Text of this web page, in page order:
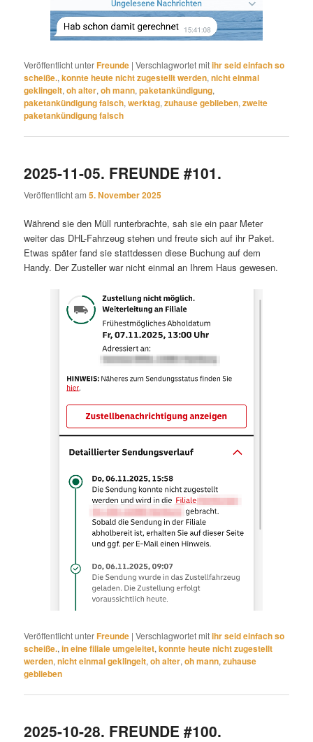
Veröffentlicht unterFreunde |Verschlagwortet mitihr seid einfach so
scheiße.,konnte heute nicht zugestellt werden,nicht einmal
geklingelt,oh alter,oh mann,paketankündigung,
paketankündigung falsch,werktag,zuhause geblieben,zweite
paketankündigung falsch
2025-11-05. FREUNDE #101.
Veröffentlicht am5. November 2025
Während sie den Müll runterbrachte, sah sie ein paar Meter
weiter das DHL-Fahrzeug stehen und freute sich auf ihr Paket.
Etwas später fand sie stattdessen diese Buchung auf dem
Handy. Der Zusteller war nicht einmal an Ihrem Haus gewesen.
Veröffentlicht unterFreunde |Verschlagwortet mitihr seid einfach so
scheiße.,in eine filiale umgeleitet,konnte heute nicht zugestellt
werden,nicht einmal geklingelt,oh alter,oh mann,zuhause
geblieben
2025-10-28. FREUNDE #100.